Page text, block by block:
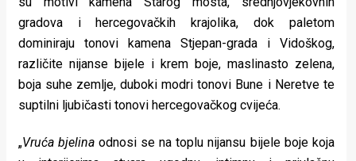
gradova i hercegovačkih krajolika, dok paletom
dominiraju tonovi kamena Stjepan-grada i Vidoškog,
različite nijanse bijele i krem boje, maslinasto zelena,
boja suhe zemlje, duboki modri tonovi Bune i Neretve te
suptilni ljubičasti tonovi hercegovačkog cvijeća.
„Vruća bjelina odnosi se na toplu nijansu bijele boje koja